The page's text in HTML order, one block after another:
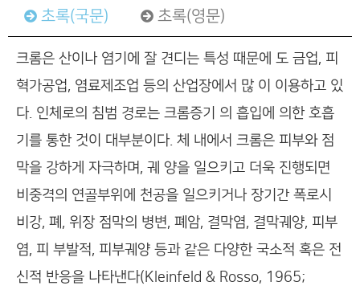
초록(국문) 초록(영문)
크롬은 산이나 염기에 잘 견디는 특성 때문에 도 금업, 피
혁가공업, 염료제조업 등의 산업장에서 많 이 이용하고 있
다. 인체로의 침범 경로는 크롬증기 의 흡입에 의한 호흡
기를 통한 것이 대부분이다. 체 내에서 크롬은 피부와 점
막을 강하게 자극하며, 궤 양을 일으키고 더욱 진행되면
비중격의 연골부위에 천공을 일으키거나 장기간 폭로시
비강, 폐, 위장 점막의 병변, 폐암, 결막염, 결막궤양, 피부
염, 피 부발적, 피부궤양 등과 같은 다양한 국소적 혹은 전
신적 반응을 나타낸다(Kleinfeld & Rosso, 1965;